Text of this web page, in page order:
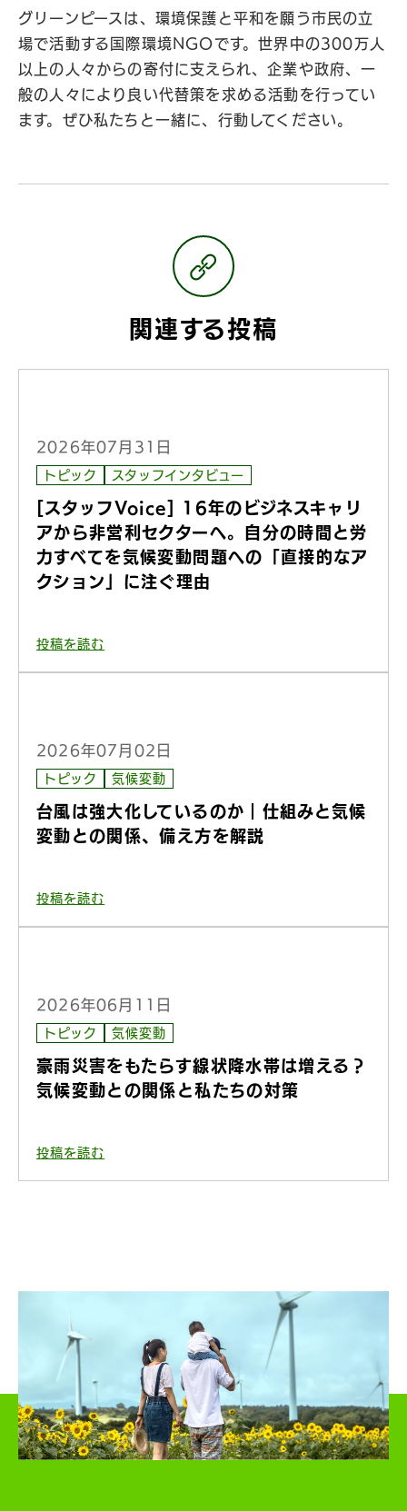
グリーンピースは、環境保護と平和を願う市民の立
場で活動する国際環境NGOです。世界中の300万人
以上の人々からの寄付に支えられ、企業や政府、一
般の人々により良い代替策を求める活動を行ってい
ます。ぜひ私たちと一緒に、行動してください。
関連する投稿
2026年07月31日
トピック スタッフインタビュー
[スタッフVoice] 16年のビジネスキャリ
アから非営利セクターへ。自分の時間と労
力すべてを気候変動問題への「直接的なア
クション」に注ぐ理由
投稿を読む
2026年07月02日
トピック 気候変動
台風は強大化しているのか｜仕組みと気候
変動との関係、備え方を解説
投稿を読む
2026年06月11日
トピック 気候変動
豪雨災害をもたらす線状降水帯は増える？
気候変動との関係と私たちの対策
投稿を読む